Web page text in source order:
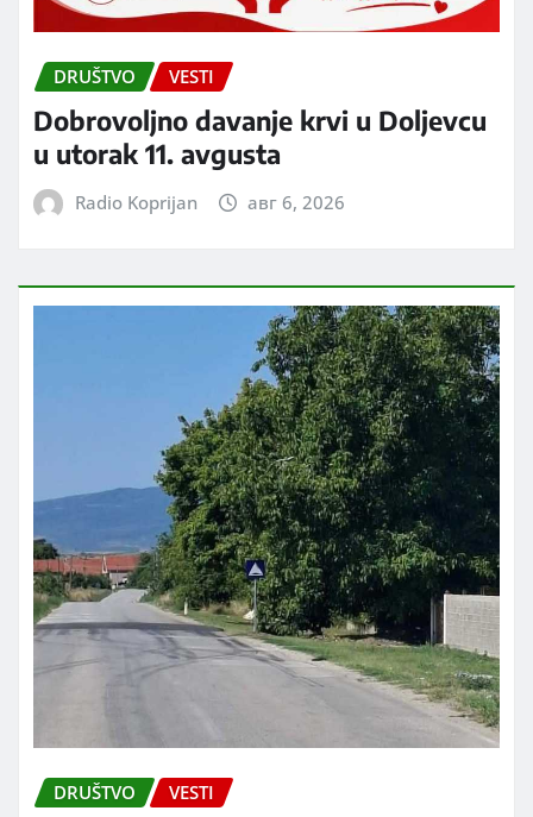
DRUŠTVO VESTI
Dobrovoljno davanje krvi u Doljevcu
u utorak 11. avgusta
Radio Koprijan авг 6, 2026
DRUŠTVO VESTI